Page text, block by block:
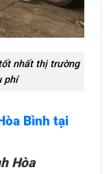
nhất thị trường
phí
Bình tại
Hòa